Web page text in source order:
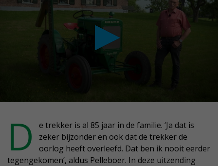
D
e trekker is al 85 jaar in de familie. ‘Ja dat is
zeker bijzonder en ook dat de trekker de
oorlog heeft overleefd. Dat ben ik nooit eerder
tegengekomen’, aldus Pelleboer. In deze uitzending